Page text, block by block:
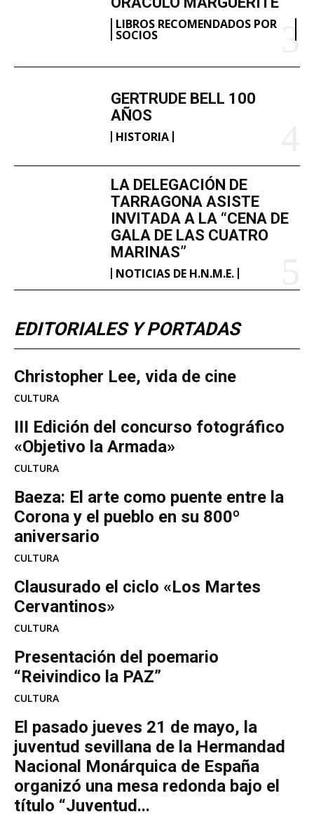
LIBROS RECOMENDADOS POR
SOCIOS
GERTRUDE BELL 100
AÑOS
HISTORIA
LA DELEGACIÓN DE
TARRAGONA ASISTE
INVITADA A LA “CENA DE
GALA DE LAS CUATRO
MARINAS”
NOTICIAS DE H.N.M.E.
EDITORIALES Y PORTADAS
Christopher Lee, vida de cine
CULTURA
III Edición del concurso fotográfico
«Objetivo la Armada»
CULTURA
Baeza: El arte como puente entre la
Corona y el pueblo en su 800º
aniversario
CULTURA
Clausurado el ciclo «Los Martes
Cervantinos»
CULTURA
Presentación del poemario
“Reivindico la PAZ”
CULTURA
El pasado jueves 21 de mayo, la
juventud sevillana de la Hermandad
Nacional Monárquica de España
organizó una mesa redonda bajo el
título “Juventud...